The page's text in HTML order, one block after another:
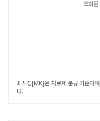
조회된
※ 시장[MK]은 치료제 분류 기준이
다.